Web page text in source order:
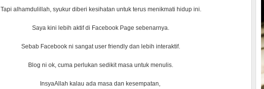
Tapi alhamdulillah, syukur diberi kesihatan untuk terus menikmati hidup ini.
Saya kini lebih aktif di Facebook Page sebenarnya.
Sebab Facebook ni sangat user friendly dan lebih interaktif.
Blog ni ok, cuma perlukan sedikit masa untuk menulis.
InsyaAllah kalau ada masa dan kesempatan,